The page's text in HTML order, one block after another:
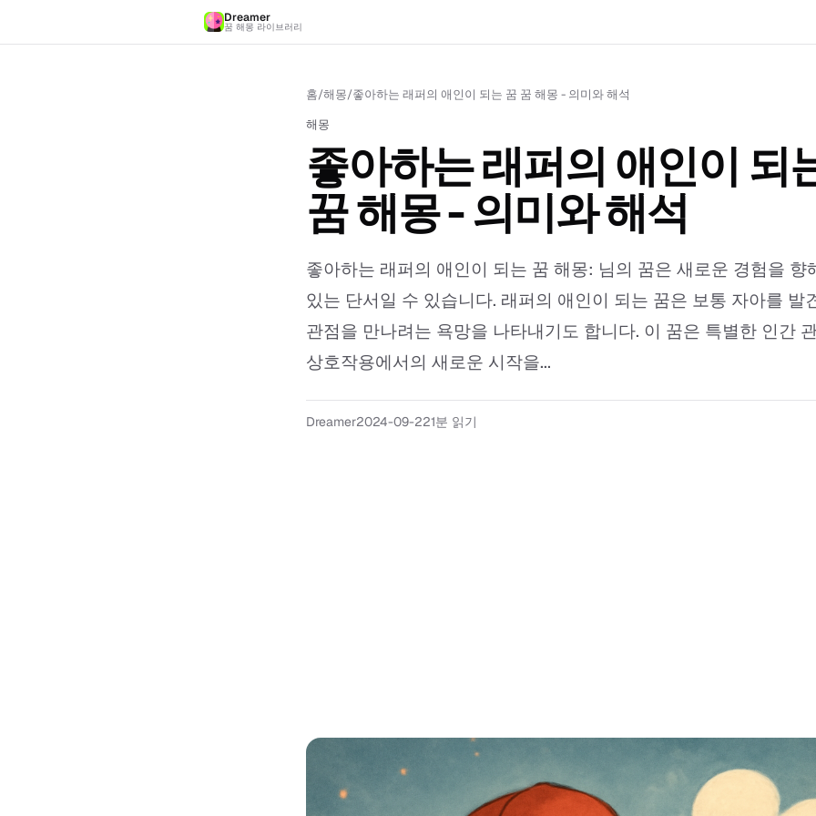
Dreamer
꿈 해몽 라이브러리
홈/해몽/좋아하는 래퍼의 애인이 되는 꿈 꿈 해몽 - 의미와 해석
해몽
좋아하는 래퍼의 애인이 되
꿈 해몽 - 의미와 해석
좋아하는 래퍼의 애인이 되는 꿈 해몽: 님의 꿈은 새로운 경험을 향
있는 단서일 수 있습니다. 래퍼의 애인이 되는 꿈은 보통 자아를 발
관점을 만나려는 욕망을 나타내기도 합니다. 이 꿈은 특별한 인간
상호작용에서의 새로운 시작을...
Dreamer2024-09-221분 읽기